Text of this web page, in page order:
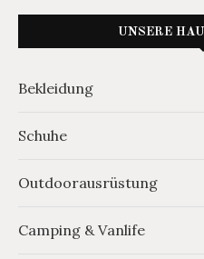
UNSERE
Bekleidung
Schuhe
Outdoorausrüstung
Camping & Vanlife